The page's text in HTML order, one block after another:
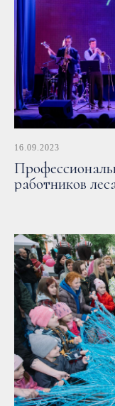
16.09.2023
работников